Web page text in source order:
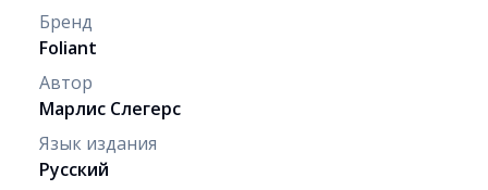
Бренд
Foliant
Автор
Марлис Слегерс
Язык издания
Русский